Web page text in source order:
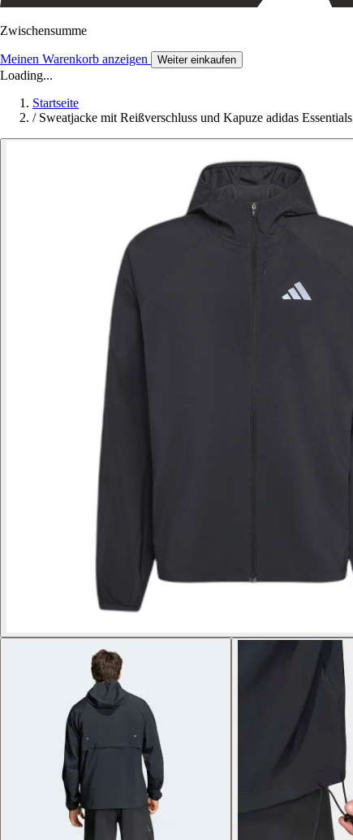
Zwischensumme
Meinen Warenkorb anzeigen Weiter einkaufen
Loading...
Startseite
/ Sweatjacke mit Reißverschluss und Kapuze adidas Essentials